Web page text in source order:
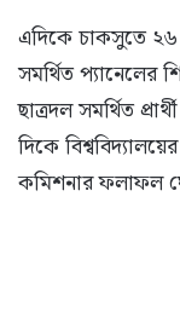
এদিকে চাকসুতে ২৬
সমর্থিত প্যানেলের
ছাত্রদল সমর্থিত
দিকে
কমিশনার ফলাফল